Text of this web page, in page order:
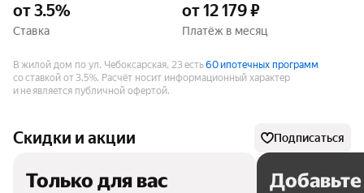
от 3.5%
Ставка
от 12 179 ₽
Платёж в месяц
В жилой дом по ул. Чебоксарская, 23 есть60 ипотечных программ
со ставкой от 3.5%. Расчёт носит информационный характер
и не является публичной офертой.
Скидки и акции Подписаться
Только для вас
Добавьте